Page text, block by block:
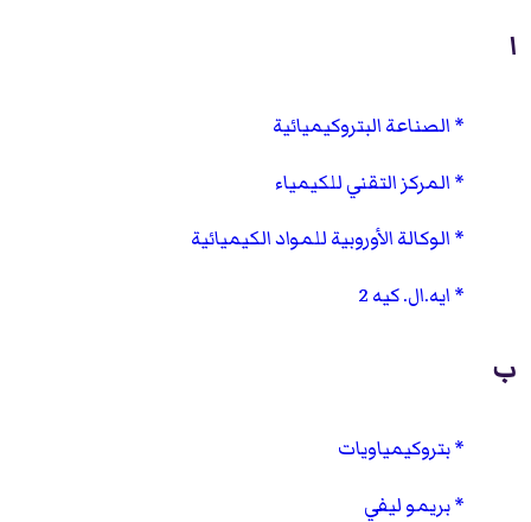
ا
الصناعة البتروكيميائية
المركز التقني للكيمياء
الوكالة الأوروبية للمواد الكيميائية
ايه.ال. كيه 2
ب
بتروكيمياويات
بريمو ليفي